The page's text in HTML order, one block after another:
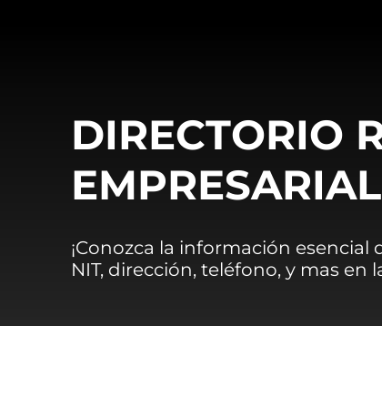
DIRECTORIO
EMPRESARIAL
¡Conozca la información
NIT, dirección, teléfono, y mas